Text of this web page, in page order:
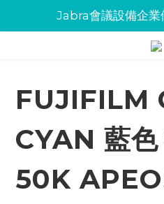
Jabra會議設備企
Jabra會議設備企
環保碳粉歡
FUJIFILM
CYAN 藍
50K